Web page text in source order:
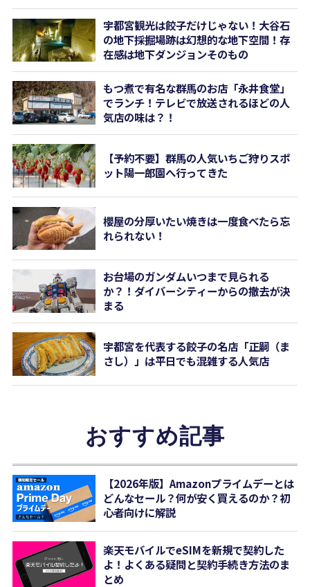
宇都宮観光は餃子だけじゃない！大谷石
の地下採掘場跡は幻想的な地下空間！存
在感は地下ダンジョンそのもの
もつ煮で有名な群馬のお店「永井食堂」
でランチ！テレビで放送されるほどの人
気店の味は？！
【予約不要】群馬の人気いちご狩りスポ
ット陽一郎園へ行ってきた
櫻屋の分厚いたい焼きは一度食べたら忘
れられない！
お台場のガンダムいつまで見られる
か？！ダイバーシティーからの撤去が決
まる
宇都宮を代表する餃子の名店「正嗣（ま
さし）」は平日でも混雑する人気店
おすすめ記事
【2026年版】Amazonプライムデーとは
どんなセール？何が安く買えるのか？初
心者向けに解説
楽天モバイルでeSIMを新規で契約した
よ！よくある疑問と契約手続き方法のま
とめ